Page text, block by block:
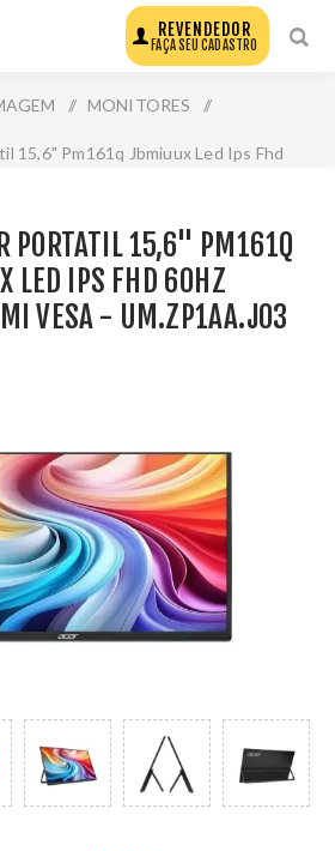
REVENDEDOR
FAÇA SEU CADASTRO
/ MONITORES /
15,6" Pm161q Jbmiuux Led Ips Fhd
PORTATIL 15,6" PM161Q
LED IPS FHD 60HZ
VESA - UM.ZP1AA.J03